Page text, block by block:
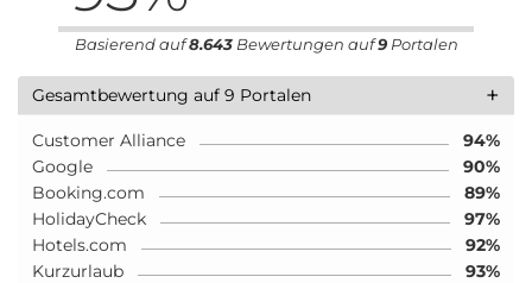
Basierend auf8.643Bewertungen auf9Portalen
+
Gesamtbewertung auf 9 Portalen
Customer Alliance
94%
Google
90%
Booking.com
89%
HolidayCheck
97%
Hotels.com
92%
Kurzurlaub
93%